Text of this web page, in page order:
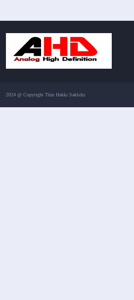
2024 @ Copyright Tüm Hakkı Saklıdır.